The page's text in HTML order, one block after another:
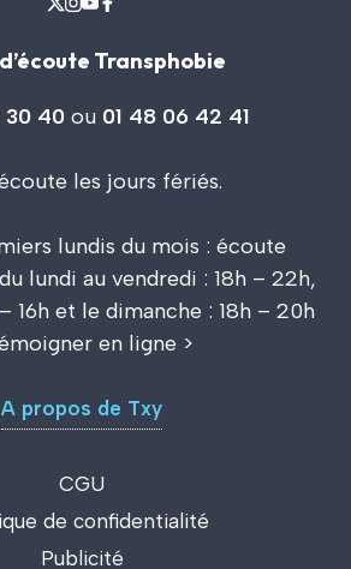
Transphobie
30 40ou 01 48 06 42 41
les jours fériés.
lundis du mois : écoute
lundi au vendredi : 18h – 22h,
16h et le dimanche : 18h – 20h
en ligne >
A propos de Txy
CGU
de confidentialité
Publicité